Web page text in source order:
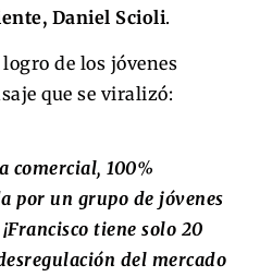
Daniel Scioli.
de los jóvenes
que se viralizó:
comercial, 100%
por un grupo de jóvenes
tiene solo 20
del mercado